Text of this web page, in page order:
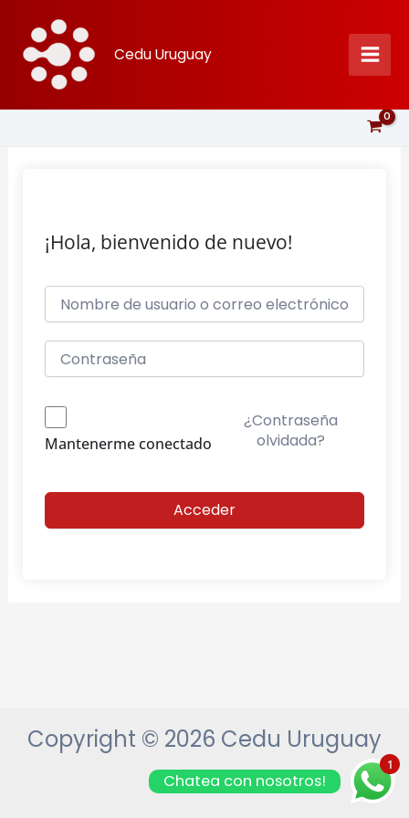
contenido
Cedu Uruguay
¡Hola, bienvenido de nuevo!
Mantenerme conectado
¿Contraseña
olvidada?
Acceder
Copyright © 2026 Cedu Uruguay
1
Chatea con nosotros!